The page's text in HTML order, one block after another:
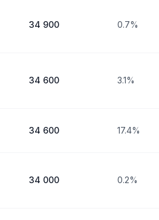
34 900 0.7%
34 600 3.1%
34 600 17.4%
34 000 0.2%